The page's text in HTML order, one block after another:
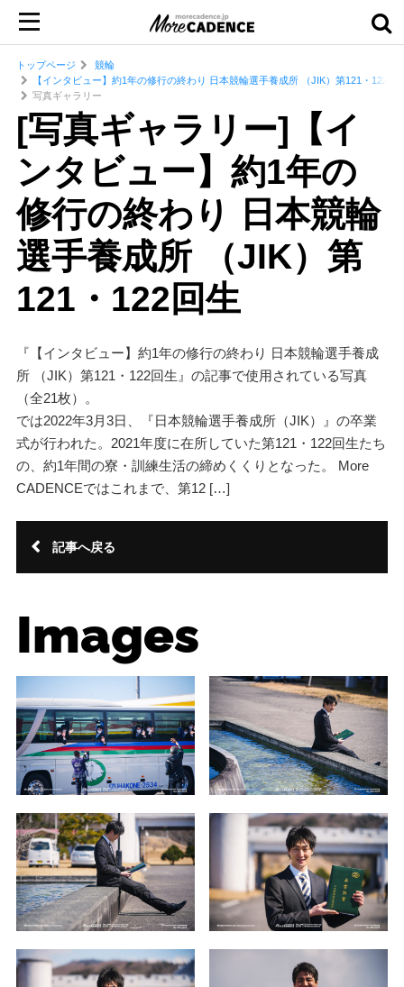
トップページ
競輪
【インタビュー】約1年の修行の終わり 日本競輪選手養成所 （JIK）第121・122回
写真ギャラリー
[写真ギャラリー]【イ
ンタビュー】約1年の
修行の終わり 日本競輪
選手養成所 （JIK）第
121・122回生
『【インタビュー】約1年の修行の終わり 日本競輪選手養成
所 （JIK）第121・122回生』の記事で使用されている写真
（全21枚）。
では2022年3月3日、『日本競輪選手養成所（JIK）』の卒業
式が行われた。2021年度に在所していた第121・122回生たち
の、約1年間の寮・訓練生活の締めくくりとなった。 More
CADENCEではこれまで、第12 […]
記事へ戻る
Images